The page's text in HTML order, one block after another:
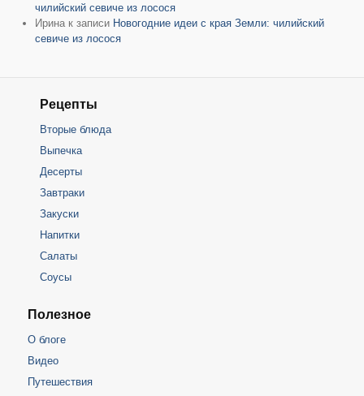
чилийский севиче из лосося
Ирина к записи Новогодние идеи с края Земли: чилийский
севиче из лосося
Рецепты
Вторые блюда
Выпечка
Десерты
Завтраки
Закуски
Напитки
Салаты
Соусы
Полезное
О блоге
Видео
Путешествия